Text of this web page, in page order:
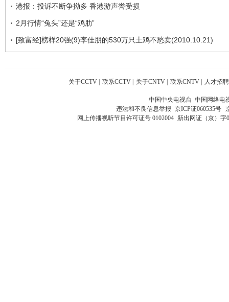
港报：投诉不断争拗多 香港游声誉受损
2月行情“兔头”还是“鸡肋”
[致富经]榜样20强(9)李佳朋的530万只土鸡不愁卖(2010.10.21)
关于CCTV | 联系CCTV | 关于CNTV | 联系CNTV | 人才招聘
中国中央电视台 中国网络电
违法和不良信息举报 京ICP证060535号
网上传播视听节目许可证号 0102004 新出网证（京）